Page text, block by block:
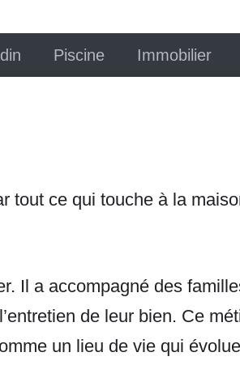
Piscine Immobilier
tout ce qui touche à la
Il a accompagné des
de leur bien. Ce
un lieu de vie qui